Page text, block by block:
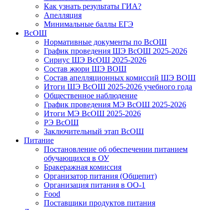
Как узнать результаты ГИА?
Апелляция
Минимальные баллы ЕГЭ
ВсОШ
Нормативные документы по ВсОШ
График проведения ШЭ ВсОШ 2025-2026
Сириус ШЭ ВсОШ 2025-2026
Состав жюри ШЭ ВОШ
Состав апелляционных комиссий ШЭ ВОШ
Итоги ШЭ ВсОШ 2025-2026 учебного года
Общественное наблюдение
График проведения МЭ ВсОШ 2025-2026
Итоги МЭ ВсОШ 2025-2026
РЭ ВсОШ
Заключительный этап ВсОШ
Питание
Постановление об обеспечении питанием
обучающихся в ОУ
Бракеражная комиссия
Организатор питания (Общепит)
Организация питания в ОО-1
Food
Поставщики продуктов питания